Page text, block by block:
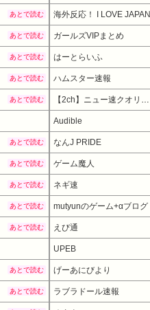
あとで読む 海外反応！ I LOVE JAPAN
あとで読む ガールズVIPまとめ
あとで読む はーとらいふ
あとで読む ハムスター速報
あとで読む 【2ch】ニュー速クオリティ
Audible
あとで読む なんJ PRIDE
あとで読む ゲーム魔人
あとで読む ネギ速
あとで読む mutyunのゲーム+αブログ
あとで読む えび通
UPEB
あとで読む げーあにびより
あとで読む ラブラドール速報